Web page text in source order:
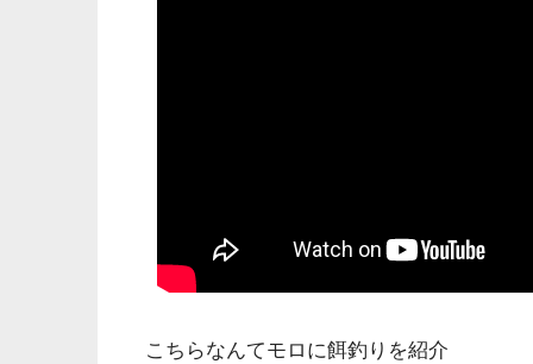
こちらなんてモロに餌釣りを紹介